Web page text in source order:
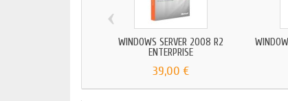
WINDOWS SERVER 2008 R2
ENTERPRISE
39,00 €
‹